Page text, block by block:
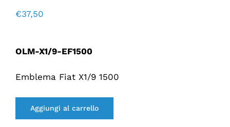
€37,50
OLM-X1/9-EF1500
Emblema Fiat X1/9 1500
Aggiungi al carrello